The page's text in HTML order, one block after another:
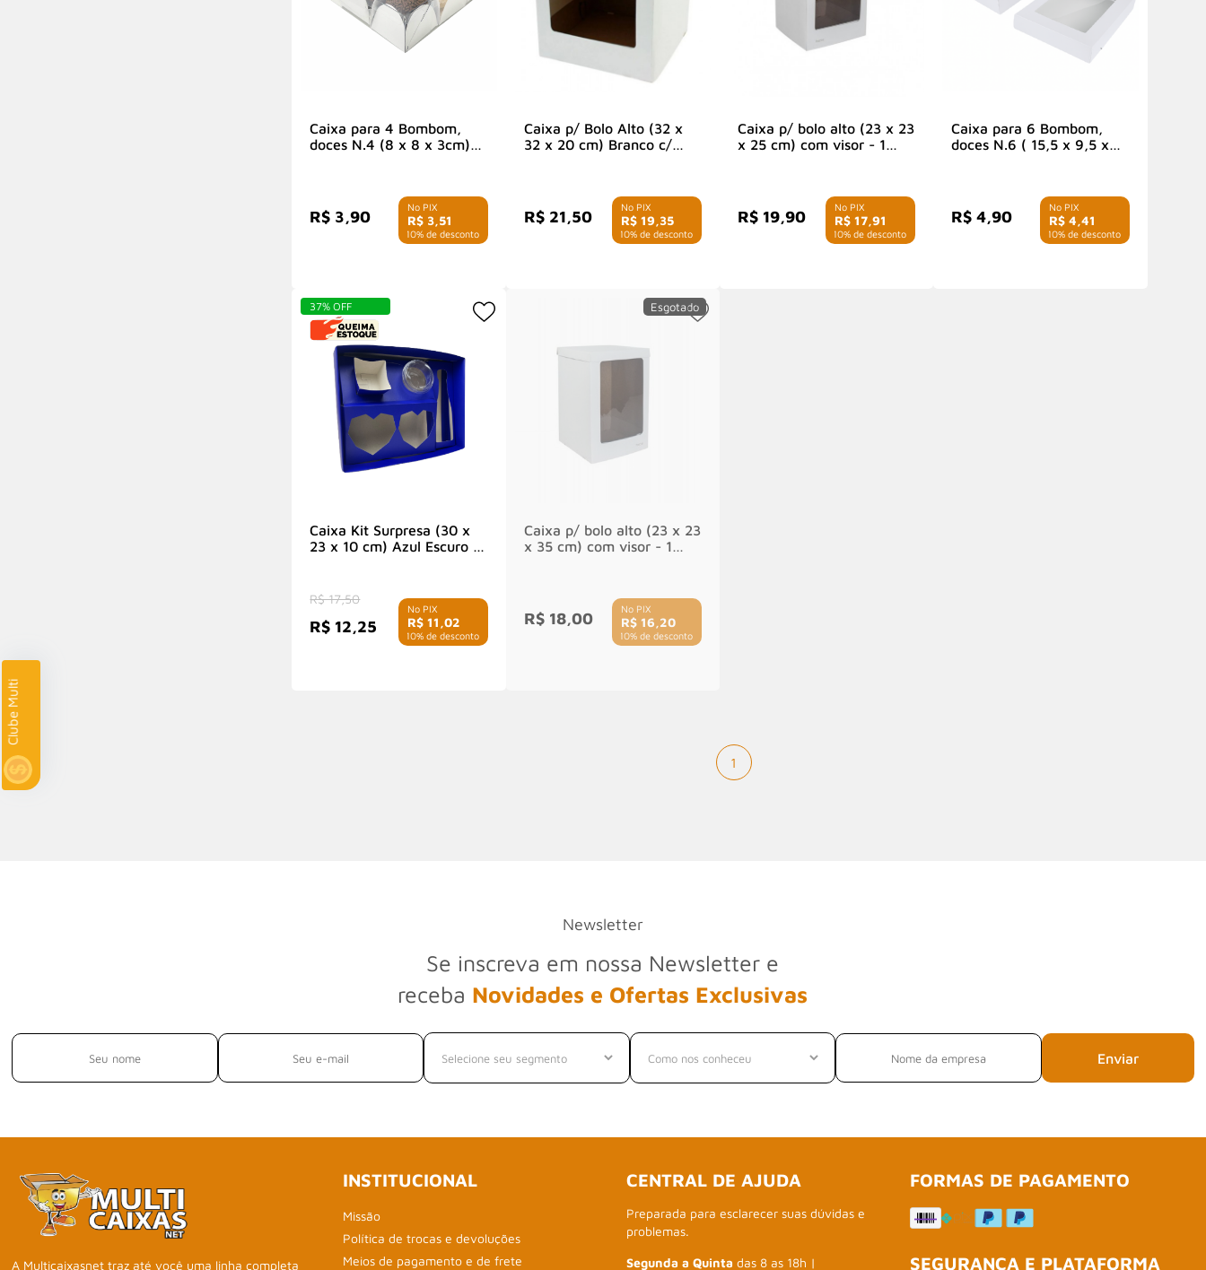
Caixa para 4 Bombom,
doces N.4 (8 x 8 x 3cm)
R$ 3,51
com 10% de desconto
R$ 3,90
Caixa p/ Bolo Alto (32 x
32 x 20 cm) Branco c/
R$ 19,35
com 10% de desconto
R$ 21,50
Caixa p/ bolo alto (23 x 23
x 25 cm) com visor - 1
R$ 17,91
com 10% de desconto
R$ 19,90
Caixa para 6 Bombom,
doces N.6 ( 15,5 x 9,5 x
R$ 4,41
com 10% de desconto
R$ 4,90
37% OFF
Caixa Kit Surpresa (30 x
23 x 10 cm) Azul Escuro -
R$ 11,02
com 10% de desconto
R$ 17,50
R$ 12,25
Caixa p/ bolo alto (23 x 23
x 35 cm) com visor - 1
R$ 16,20
com 10% de desconto
R$ 18,00
1
Newsletter
Se inscreva em nossa Newsletter e
receba Novidades e Ofertas Exclusivas
Enviar
A Multicaixasnet traz até você uma linha completa
INSTITUCIONAL
Missão
Política de trocas e devoluções
Meios de pagamento e de frete
CENTRAL DE AJUDA
Preparada para esclarecer suas dúvidas e
problemas.
Segunda a Quinta das 8 as 18h |
FORMAS DE PAGAMENTO
SEGURANÇA E PLATAFORMA
Clube Multi